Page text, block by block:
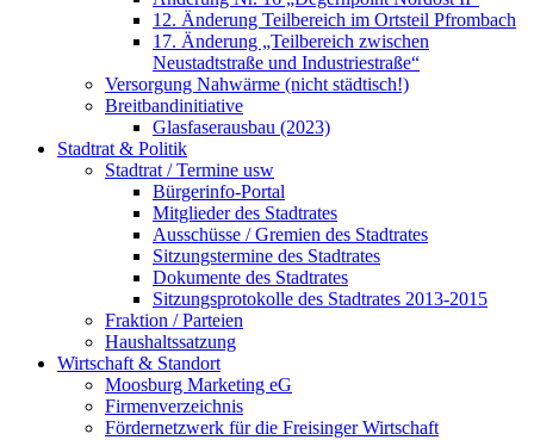
12. Änderung Teilbereich im Ortsteil Pfrombach
17. Änderung „Teilbereich zwischen
Neustadtstraße und Industriestraße“
Versorgung Nahwärme (nicht städtisch!)
Breitbandinitiative
Glasfaserausbau (2023)
Stadtrat & Politik
Stadtrat / Termine usw
Bürgerinfo-Portal
Mitglieder des Stadtrates
Ausschüsse / Gremien des Stadtrates
Sitzungstermine des Stadtrates
Dokumente des Stadtrates
Sitzungsprotokolle des Stadtrates 2013-2015
Fraktion / Parteien
Haushaltssatzung
Wirtschaft & Standort
Moosburg Marketing eG
Firmenverzeichnis
Fördernetzwerk für die Freisinger Wirtschaft